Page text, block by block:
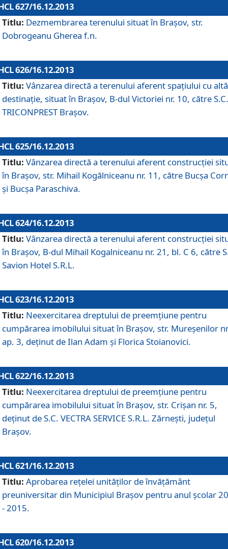
627/16.12.2013
Titlu: Dezmembrarea terenului situat în Braşov, str.
Dobrogeanu Gherea f.n.
626/16.12.2013
Titlu: Vânzarea directă a terenului aferent spaţiului cu altă
destinaţie, situat în Braşov, B-dul Victoriei nr. 10, către S.C.
TRICONPREST Braşov.
625/16.12.2013
Titlu: Vânzarea directă a terenului aferent construcţiei
în Braşov, str. Mihail Kogălniceanu nr. 11, către Bucşa
şi Bucşa Paraschiva.
624/16.12.2013
Titlu: Vânzarea directă a terenului aferent construcţiei
în Braşov, B-dul Mihail Kogalniceanu nr. 21, bl. C 6, către
Savion Hotel S.R.L.
623/16.12.2013
Titlu: Neexercitarea dreptului de preemţiune pentru
cumpărarea imobilului situat în Braşov, str. Mureşenilor
ap. 3, deţinut de Ilan Adam şi Florica Stoianovici.
622/16.12.2013
Titlu: Neexercitarea dreptului de preemţiune pentru
cumpărarea imobilului situat în Braşov, str. Crişan nr. 5,
deţinut de S.C. VECTRA SERVICE S.R.L. Zărneşti, judeţul
Braşov.
621/16.12.2013
Titlu: Aprobarea reţelei unităţilor de învăţământ
preuniversitar din Municipiul Braşov pentru anul şcolar
- 2015.
620/16.12.2013